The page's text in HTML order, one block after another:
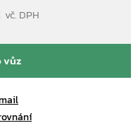
vč. DPH
vůz